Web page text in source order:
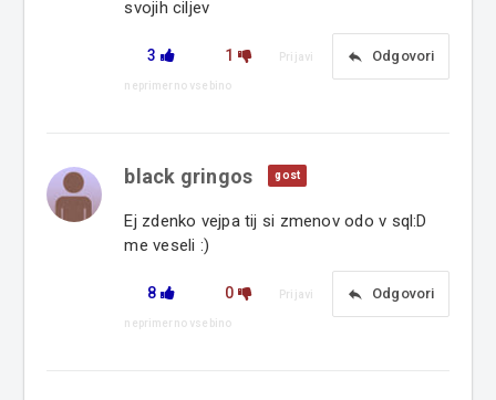
svojih ciljev
3 1 reply Odgovori
Prijavi
neprimerno vsebino
black gringos gost
Ej zdenko vejpa tij si zmenov odo v sql:D
me veseli :)
8 0 reply Odgovori
Prijavi
neprimerno vsebino